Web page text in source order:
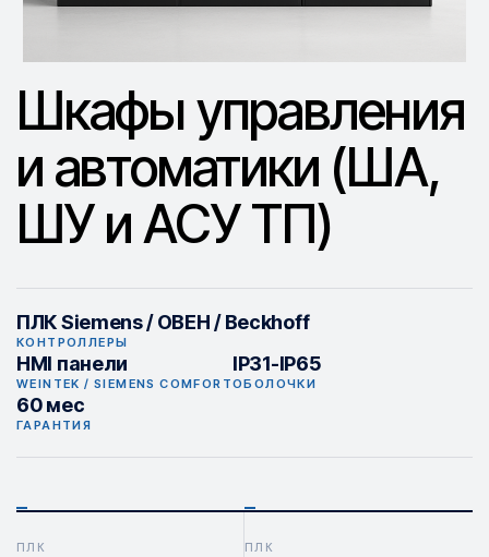
Шкафы управления
и автоматики (ША,
ШУ и АСУ ТП)
ПЛК Siemens / ОВЕН / Beckhoff
КОНТРОЛЛЕРЫ
HMI панели
WEINTEK / SIEMENS COMFORT
IP31-IP65
ОБОЛОЧКИ
60 мес
ГАРАНТИЯ
ПЛК ПЛК